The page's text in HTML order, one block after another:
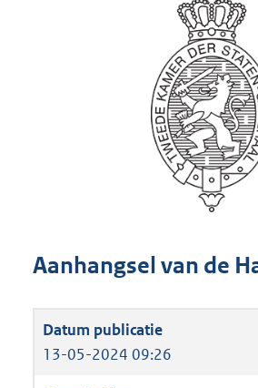
Aanhangsel van de
13-05-2024 09:26